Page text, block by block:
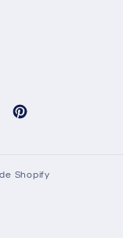
Pinterest
Shopify